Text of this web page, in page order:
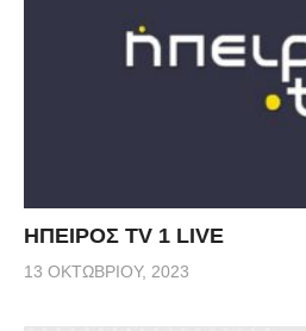
ΗΠΕΙΡΟΣ TV 1 LIVE
13 ΟΚΤΩΒΡΊΟΥ, 2023